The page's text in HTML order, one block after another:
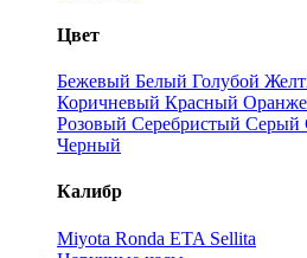
Цвет
Бежевый Белый Голубой
Коричневый Красный
Розовый Серебристый Серый
Черный
Калибр
Miyota Ronda ETA Sellita